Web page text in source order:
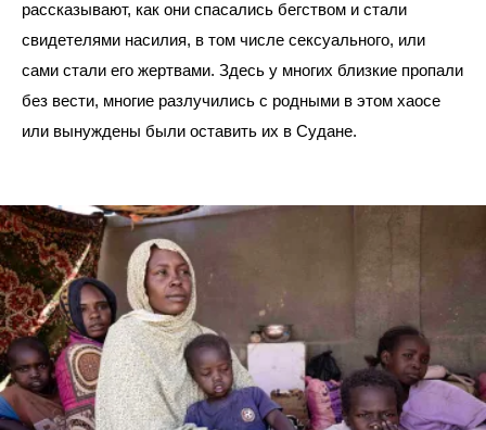
рассказывают, как они спасались бегством и стали
свидетелями насилия, в том числе сексуального, или
сами стали его жертвами. Здесь у многих близкие пропали
без вести, многие разлучились с родными в этом хаосе
или вынуждены были оставить их в Судане.